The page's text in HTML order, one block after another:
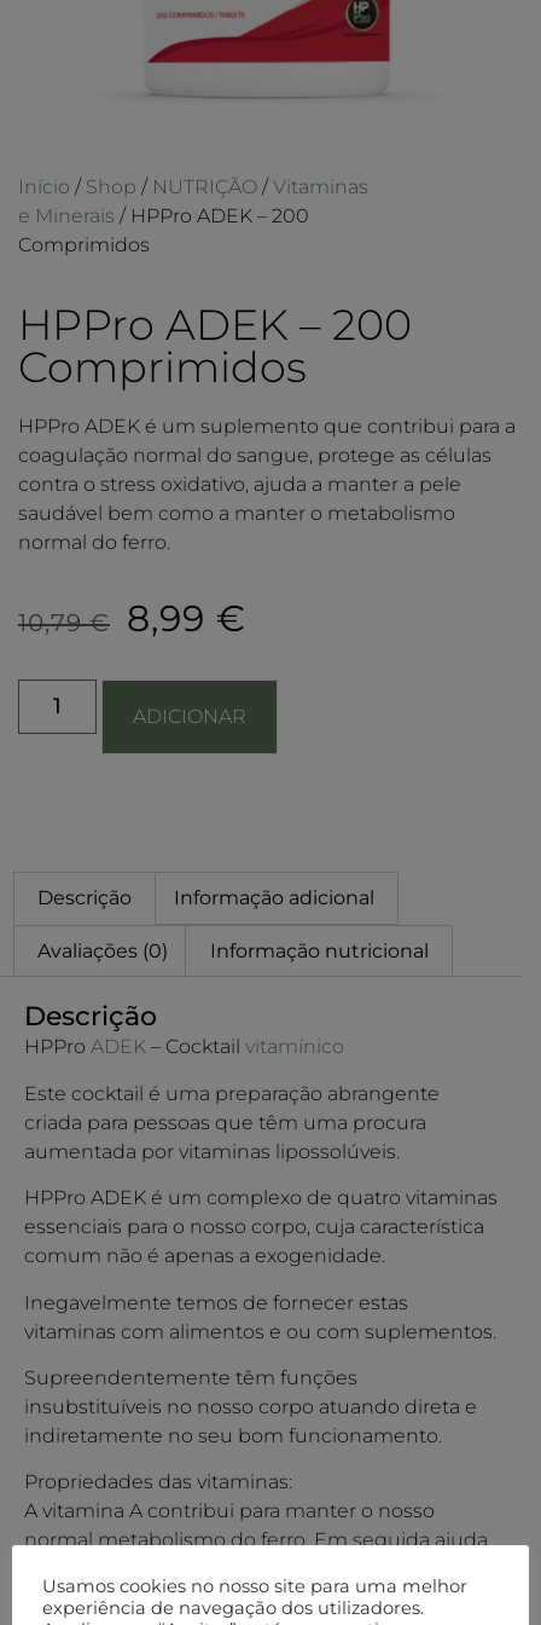
Início / Shop / NUTRIÇÃO / Vitaminas
e Minerais / HPPro ADEK – 200
Comprimidos
HPPro ADEK – 200
Comprimidos
HPPro ADEK é um suplemento que contribui para a
coagulação normal do sangue, protege as células
contra o stress oxidativo, ajuda a manter a pele
saudável bem como a manter o metabolismo
normal do ferro.
10,79€ 8,99 €
ADICIONAR
Descrição Informação adicional
Avaliações (0) Informação nutricional
Descrição
HPPro ADEK – Cocktail vitamínico
Este cocktail é uma preparação abrangente
criada para pessoas que têm uma procura
aumentada por vitaminas lipossolúveis.
HPPro ADEK é um complexo de quatro vitaminas
essenciais para o nosso corpo, cuja característica
comum não é apenas a exogenidade.
Inegavelmente temos de fornecer estas
vitaminas com alimentos e ou com suplementos.
Supreendentemente têm funções
insubstituíveis no nosso corpo atuando direta e
indiretamente no seu bom funcionamento.
Propriedades das vitaminas:
A vitamina A contribui para manter o nosso
normal metabolismo do ferro. Em seguida ajuda
desempenha um papel importante no processo
Usamos cookies no nosso site para uma melhor
experiência de navegação dos utilizadores.